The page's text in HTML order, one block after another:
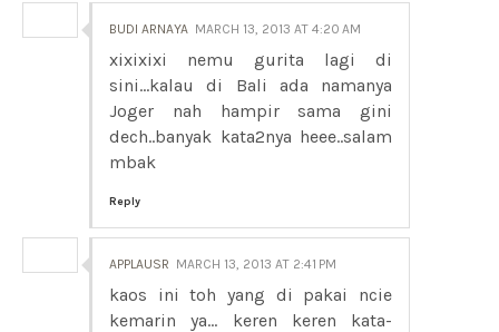
BUDI ARNAYA MARCH 13, 2013 AT 4:20 AM
xixixixi nemu gurita lagi di
sini...kalau di Bali ada namanya
Joger nah hampir sama gini
dech..banyak kata2nya heee..salam
mbak
Reply
APPLAUSR MARCH 13, 2013 AT 2:41 PM
kaos ini toh yang di pakai ncie
kemarin ya... keren keren kata-